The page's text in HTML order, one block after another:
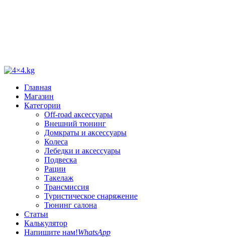
Главная
Магазин
Категории
Off-road аксессуары
Внешний тюнинг
Домкраты и аксессуары
Колеса
Лебедки и аксессуары
Подвеска
Рации
Такелаж
Трансмиссия
Туристическое снаряжение
Тюнинг салона
Статьи
Калькулятор
Напишите нам!WhatsApp